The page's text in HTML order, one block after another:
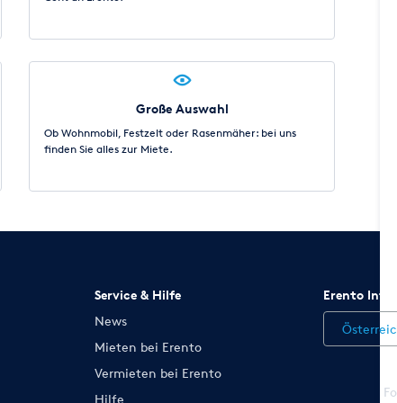
Große Auswahl
Ob Wohnmobil, Festzelt oder Rasenmäher: bei uns
finden Sie alles zur Miete.
Service & Hilfe
News
Mieten bei Erento
Vermieten bei Erento
Hilfe
Erento